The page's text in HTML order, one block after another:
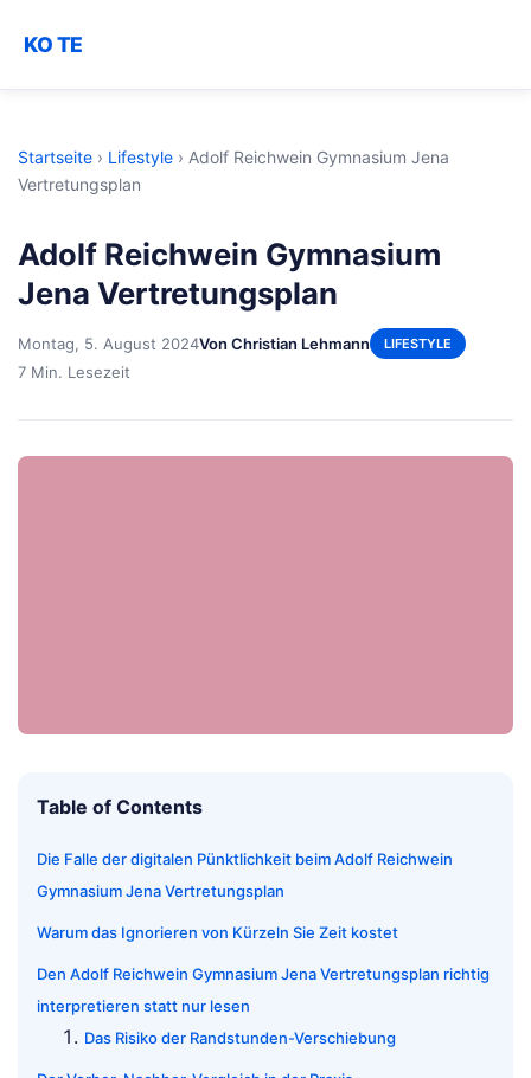
KO TE
Startseite › Lifestyle › Adolf Reichwein Gymnasium Jena
Vertretungsplan
Adolf Reichwein Gymnasium
Jena Vertretungsplan
Montag, 5. August 2024Von Christian Lehmann LIFESTYLE
7 Min. Lesezeit
Table of Contents
Die Falle der digitalen Pünktlichkeit beim Adolf Reichwein
Gymnasium Jena Vertretungsplan
Warum das Ignorieren von Kürzeln Sie Zeit kostet
Den Adolf Reichwein Gymnasium Jena Vertretungsplan richtig
interpretieren statt nur lesen
Das Risiko der Randstunden-Verschiebung